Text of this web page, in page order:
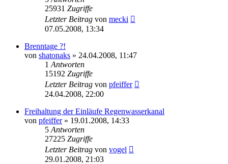
25931 Zugriffe
Letzter Beitrag von mecki
07.05.2008, 13:34
Brenntage ?!
von shatonaks » 24.04.2008, 11:47
1 Antworten
15192 Zugriffe
Letzter Beitrag von pfeiffer
24.04.2008, 22:00
Freihaltung der Einläufe Regenwasserkanal
von pfeiffer» 19.01.2008, 14:33
5 Antworten
27225 Zugriffe
Letzter Beitrag von vogel
29.01.2008, 21:03